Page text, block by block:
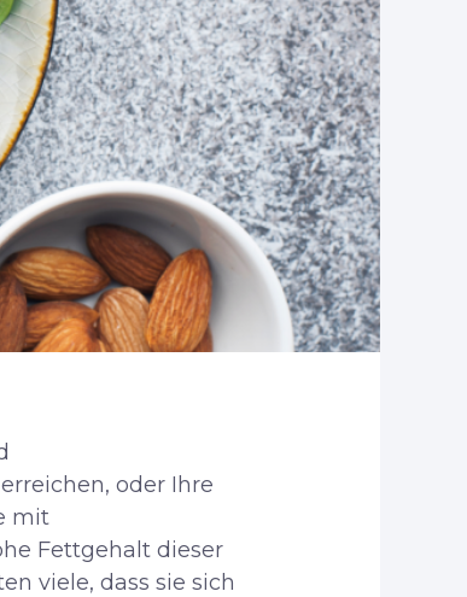
oder Ihre
mit
Fettgehalt dieser
viele, dass sie sich